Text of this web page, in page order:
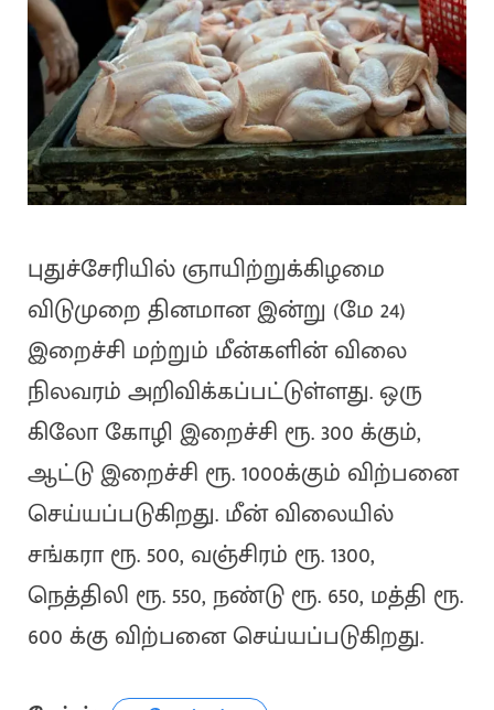
புதுச்சேரியில் ஞாயிற்றுக்கிழமை
விடுமுறை தினமான இன்று (மே 24)
இறைச்சி மற்றும் மீன்களின் விலை
நிலவரம் அறிவிக்கப்பட்டுள்ளது. ஒரு
கிலோ கோழி இறைச்சி ரூ. 300 க்கும்,
ஆட்டு இறைச்சி ரூ. 1000க்கும் விற்பனை
செய்யப்படுகிறது. மீன் விலையில்
சங்கரா ரூ. 500, வஞ்சிரம் ரூ. 1300,
நெத்திலி ரூ. 550, நண்டு ரூ. 650, மத்தி ரூ.
600 க்கு விற்பனை செய்யப்படுகிறது.